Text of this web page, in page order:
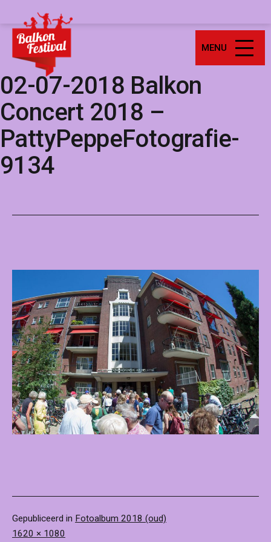
naar
inhoud
Balkonfestival
MENU
02-07-2018 Balkon
Concert 2018 –
PattyPeppeFotografie-
9134
Gepubliceerd in Fotoalbum 2018 (oud)
Volledige
1620 × 1080